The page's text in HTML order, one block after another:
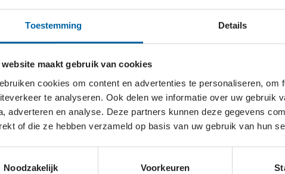
Toestemming Details
website maakt gebruik van cookies
cookies om content en advertenties te personaliseren,
te analyseren. Ook delen we informatie over uw gebruik
adverteren en analyse. Deze partners kunnen deze gegevens
of die ze hebben verzameld op basis van uw gebruik van hun
Noodzakelijk
Voorkeuren
muziek naar mensen met dementie.
OVER
STICHTING?
facebook
linkedin
mail